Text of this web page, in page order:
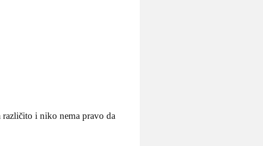
različito i niko nema pravo da